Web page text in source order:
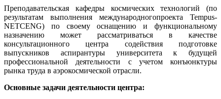
Преподавательская кафедры космических технологий (по
результатам выполнения международногопроекта Tempus-
NETCENG) по своему оснащению и функциональному
назначению может рассматриваться в качестве
консультационного центра содействия подготовке
выпускников аспирантуры университета к будущей
профессиональной деятельности с учетом конъюнктуры
рынка труда в аэрокосмической отрасли.
Основные задачи деятельности центра: